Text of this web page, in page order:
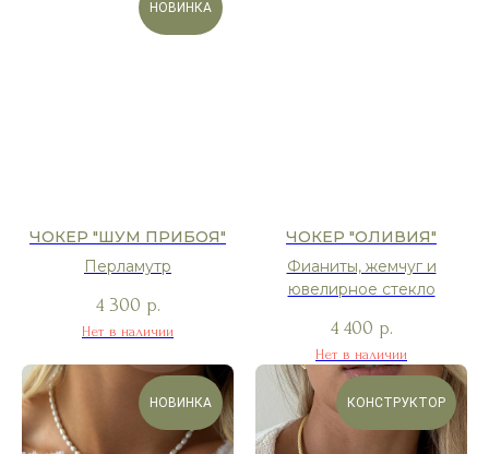
НОВИНКА
ЧОКЕР "ШУМ ПРИБОЯ"
Перламутр
4 300 р.
Нет в наличии
ЧОКЕР "ОЛИВИЯ"
Фианиты, жемчуг и
ювелирное стекло
4 400 р.
Нет в наличии
НОВИНКА КОНСТРУКТОР